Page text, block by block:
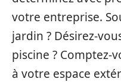
votre entreprise.
jardin ? Désirez-
piscine ?
à votre espace